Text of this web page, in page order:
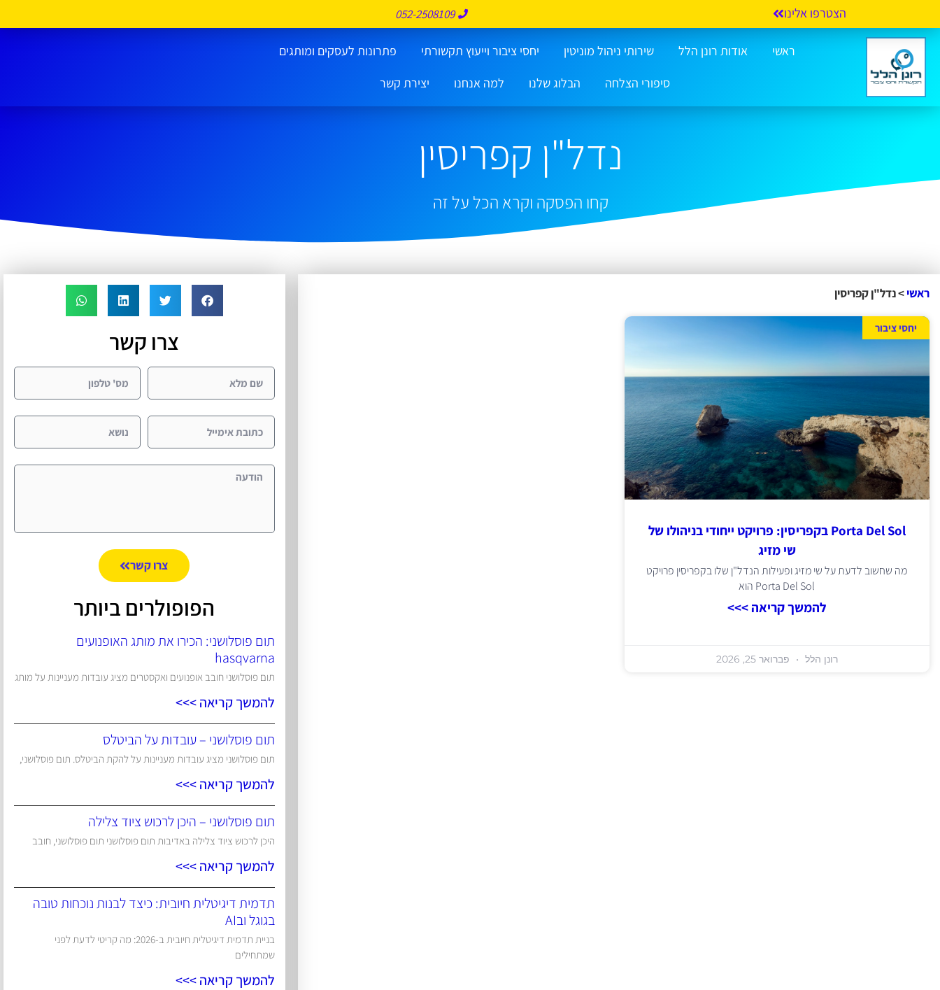
הצטרפו אלינו 052-2508109
ראשי אודות רונן הלל שירותי ניהול מוניטין יחסי ציבור וייעוץ תקשורתי
פתרונות לעסקים ומותגים
סיפורי הצלחה
הבלוג שלנו למה אנחנו יצירת קשר
נדל"ן קפריסין
קחו הפסקה וקרא הכל על זה
ראשי>נדל"ן קפריסין
יחסי ציבור
Porta Del Sol בקפריסין: פרויקט ייחודי בניהולו של
שי מזיג
מה שחשוב לדעת על שי מזיג ופעילות הנדל"ן שלו בקפריסין פרויקט
Porta Del Sol הוא
להמשך קריאה >>>
רונן הלל פברואר 25, 2026
צרו קשר
צרו קשר
הפופולרים ביותר
תום פוסלושני: הכירו את מותג האופנועים
hasqvarna
תום פוסלושני חובב אופנועים ואקסטרים מציג עובדות מעניינות על מותג
להמשך קריאה >>>
תום פוסלושני – עובדות על הביטלס
תום פוסלושני מציג עובדות מעניינות על להקת הביטלס. תום פוסלושני,
להמשך קריאה >>>
תום פוסלושני – היכן לרכוש ציוד צלילה
היכן לרכוש ציוד צלילה באדיבות תום פוסלושני תום פוסלושני, חובב
להמשך קריאה >>>
תדמית דיגיטלית חיובית: כיצד לבנות נוכחות טובה
בגוגל ובAI
בניית תדמית דיגיטלית חיובית ב-2026: מה קריטי לדעת לפני
שמתחילים
להמשך קריאה >>>